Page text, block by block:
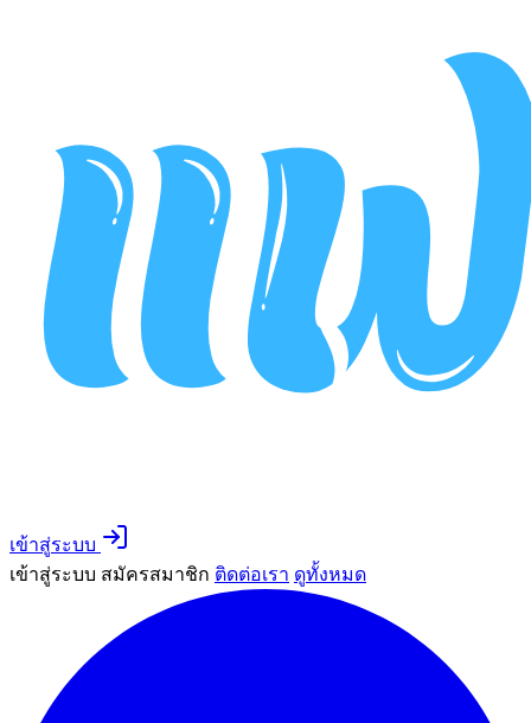
เข้าสู่ระบบ
เข้าสู่ระบบ สมัครสมาชิก ติดต่อเรา ดูทั้งหมด